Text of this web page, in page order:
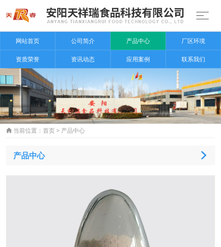
网站首页 公司简介 产品中心 厂区环境
资质荣誉 资讯动态 应用案例 联系我们
 当前位置： 首页> 产品中心
产品中心 